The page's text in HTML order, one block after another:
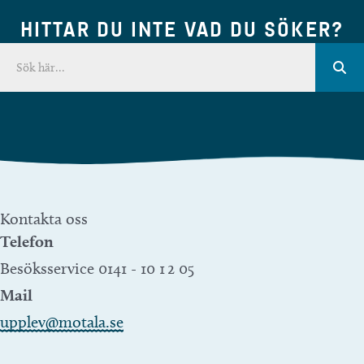
HITTAR DU INTE VAD DU SÖKER?
Kontakta oss
Telefon
Besöksservice 0141 - 10 1 2 05
Mail
upplev@motala.se